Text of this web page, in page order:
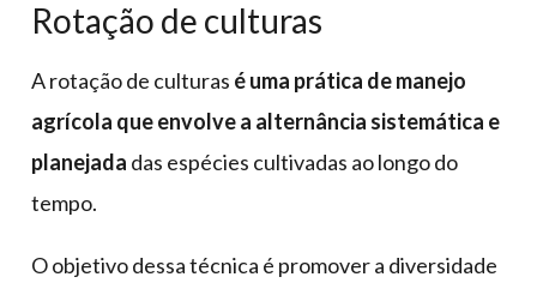
Rotação de culturas
A rotação de culturas é uma prática de manejo
agrícola que envolve a alternância sistemática e
planejada das espécies cultivadas ao longo do
tempo.
O objetivo dessa técnica é promover a diversidade